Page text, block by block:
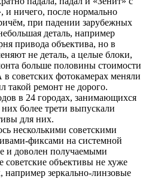
и ничего, после нормально
при падении зарубежных
деталь, например
привода объектива, но в
не деталь, а целые блоки,
больше половины стоимости
советских фотокамерах меняли
такой ремонт не дорого.
в 24 городах, занимающихся
более трети выпускали
для них.
несколькими советскими
фиксами на системной
и доволен получаемыми
объективы не хуже
зеркально-линзовые